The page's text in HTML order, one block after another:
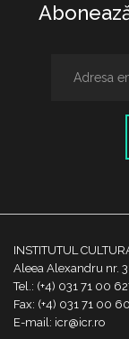
INSTITUTUL
Aleea Alexandru nr.
Tel.: (+4) 031 71 00
Fax: (+4) 031 71 00
E-mail: icr@icr.ro